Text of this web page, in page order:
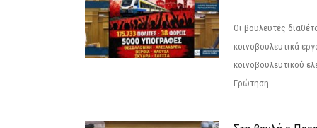
Οι βουλευτές
κοινοβουλευτικά
κοινοβουλευτικού
Ερώτηση